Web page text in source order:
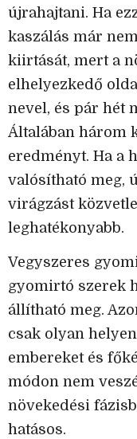
újrahajtani. Ha
kaszálás már
kiirtását, mert a
elhelyezkedő
nevel, és pár hét
Általában három
eredményt. Ha a
valósítható meg,
virágzást
leghatékonyabb.
Vegyszeres
gyomirtó szerek
állítható meg.
csak olyan
embereket és
módon nem
növekedési
hatásos.